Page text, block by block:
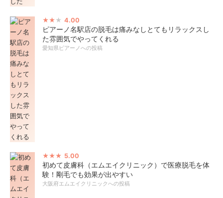
4.00
ピアーノ名駅店の脱毛は痛みなしとてもリラックスし
た雰囲気でやってくれる
愛知県ピアーノへの投稿
5.00
初めて皮膚科（エムエイクリニック）で医療脱毛を体
験！剛毛でも効果が出やすい
大阪府エムエイクリニックへの投稿